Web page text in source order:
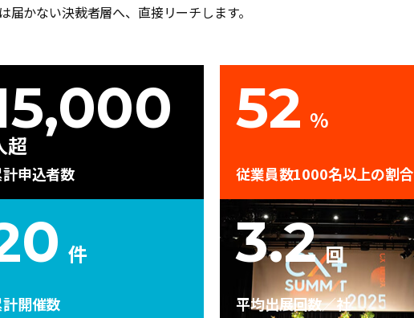
届かない決裁者層へ、直接リーチします。
超
計申込者数
52 %
従業員数1000名以上の割合
件
開催数
3.2 回
平均出展回数／社